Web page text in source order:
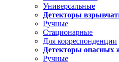
Универсальные
Детекторы
Ручные
Стационарные
Для корреспонденции
Детекторы опасных
Ручные